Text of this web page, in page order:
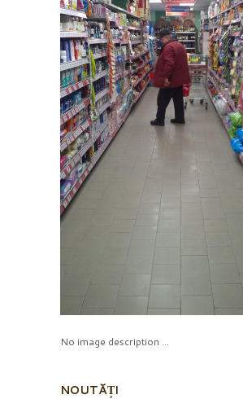
No image description ...
NOUTĂȚI